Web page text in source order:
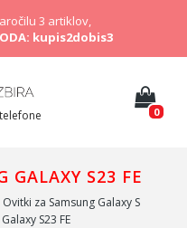
3 artiklov,
kupis2dobis3
0
GALAXY S23 FE
Ovitki za Samsung Galaxy S
S23 FE